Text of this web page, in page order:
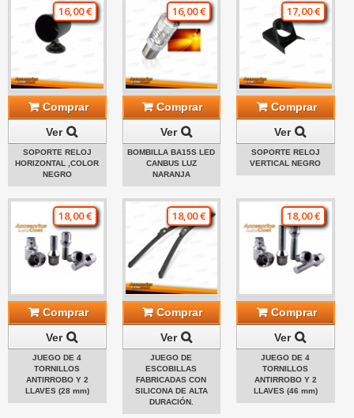
16,00 €
Comprar
Ver
SOPORTE RELOJ
HORIZONTAL ,COLOR
NEGRO
16,00 €
Comprar
Ver
BOMBILLA BA15S LED
CANBUS LUZ
NARANJA
17,00 €
Comprar
Ver
SOPORTE RELOJ
VERTICAL NEGRO
18,00 €
Comprar
Ver
JUEGO DE 4
TORNILLOS
ANTIRROBO Y 2
LLAVES (28 mm)
18,00 €
Comprar
Ver
JUEGO DE
ESCOBILLAS
FABRICADAS CON
SILICONA DE ALTA
DURACIÓN.
18,00 €
Comprar
Ver
JUEGO DE 4
TORNILLOS
ANTIRROBO Y 2
LLAVES (46 mm)